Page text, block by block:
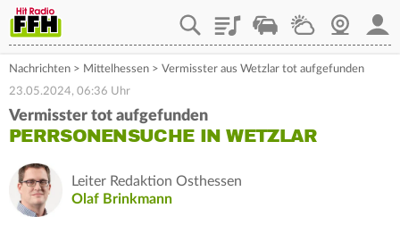
PlaylistStaupilotWetterWebcam
Nachrichten > Mittelhessen > Vermisster aus Wetzlar tot aufgefunden
23.05.2024, 06:36 Uhr
Vermisster tot aufgefunden
PERRSONENSUCHE IN WETZLAR
Leiter Redaktion Osthessen
Olaf Brinkmann